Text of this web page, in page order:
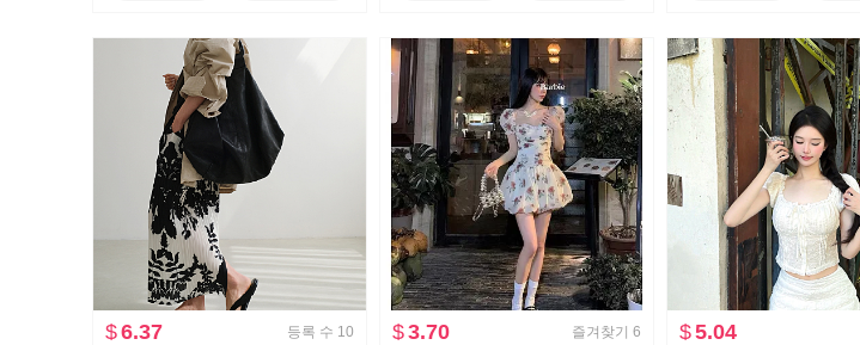
$6.37 등록 수 10
$3.70 즐겨찾기 6
$5.04